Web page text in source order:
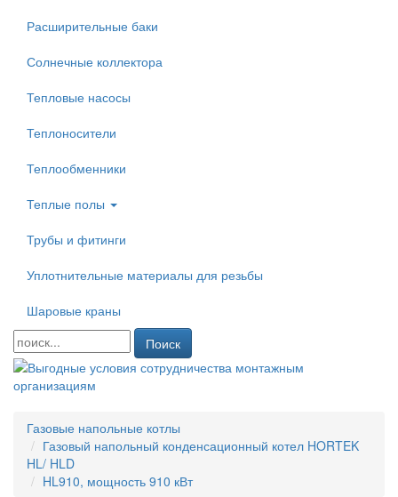
Расширительные баки
Солнечные коллектора
Тепловые насосы
Теплоносители
Теплообменники
Теплые полы
Трубы и фитинги
Уплотнительные материалы для резьбы
Шаровые краны
Поиск
Газовые напольные котлы
Газовый напольный конденсационный котел HORTEK
HL/ HLD
HL910, мощность 910 кВт